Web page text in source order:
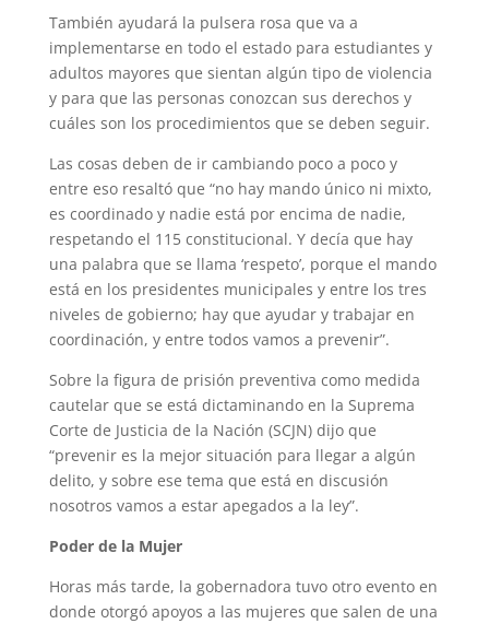
También ayudará la pulsera rosa que va a
implementarse en todo el estado para estudiantes y
adultos mayores que sientan algún tipo de violencia
y para que las personas conozcan sus derechos y
cuáles son los procedimientos que se deben seguir.
Las cosas deben de ir cambiando poco a poco y
entre eso resaltó que “no hay mando único ni mixto,
es coordinado y nadie está por encima de nadie,
respetando el 115 constitucional. Y decía que hay
una palabra que se llama ‘respeto’, porque el mando
está en los presidentes municipales y entre los tres
niveles de gobierno; hay que ayudar y trabajar en
coordinación, y entre todos vamos a prevenir”.
Sobre la figura de prisión preventiva como medida
cautelar que se está dictaminando en la Suprema
Corte de Justicia de la Nación (SCJN) dijo que
“prevenir es la mejor situación para llegar a algún
delito, y sobre ese tema que está en discusión
nosotros vamos a estar apegados a la ley”.
Poder de la Mujer
Horas más tarde, la gobernadora tuvo otro evento en
donde otorgó apoyos a las mujeres que salen de una